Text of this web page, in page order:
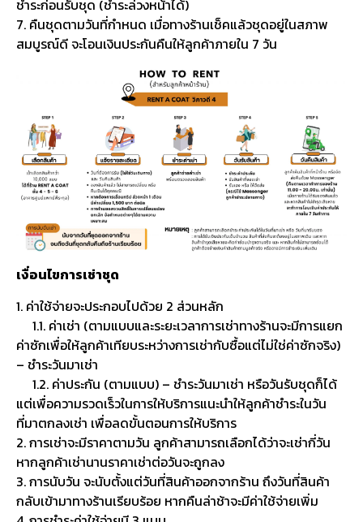
ชำระก่อนรับชุด (ชำระล่วงหน้าได้)
7. คืนชุดตามวันที่กำหนด เมื่อทางร้านเช็คแล้วชุดอยู่ในสภาพ
สมบูรณ์ดี จะโอนเงินประกันคืนให้ลูกค้าภายใน 7 วัน
เงื่อนไขการเช่าชุด
1. ค่าใช้จ่ายจะประกอบไปด้วย 2 ส่วนหลัก
1.1. ค่าเช่า (ตามแบบและระยะเวลาการเช่าทางร้านจะมีการแยก
ค่าซักเพื่อให้ลูกค้าเทียบระหว่างการเช่ากับซื้อแต่ไม่ใช่ค่าซักจริง)
– ชำระวันมาเช่า
1.2. ค่าประกัน (ตามแบบ) – ชำระวันมาเช่า หรือวันรับชุดก็ได้
แต่เพื่อความรวดเร็วในการให้บริการแนะนำให้ลูกค้าชำระในวัน
ที่มาตกลงเช่า เพื่อลดขั้นตอนการให้บริการ
2. การเช่าจะมีราคาตามวัน ลูกค้าสามารถเลือกได้ว่าจะเช่ากี่วัน
หากลูกค้าเช่านานราคาเช่าต่อวันจะถูกลง
3. การนับวัน จะนับตั้งแต่วันที่สินค้าออกจากร้าน ถึงวันที่สินค้า
กลับเข้ามาทางร้านเรียบร้อย หากคืนล่าช้าจะมีค่าใช้จ่ายเพิ่ม